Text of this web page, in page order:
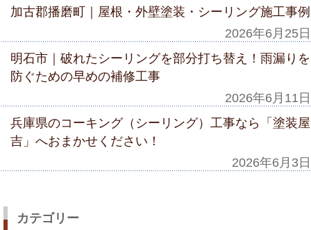
加古郡播磨町｜屋根・外壁塗装・シーリング施工事例
2026年6月25日
明石市｜破れたシーリングを部分打ち替え！雨漏りを
防ぐための早めの補修工事
2026年6月11日
兵庫県のコーキング（シーリング）工事なら「塗装屋
吉」へおまかせください！
2026年6月3日
カテゴリー